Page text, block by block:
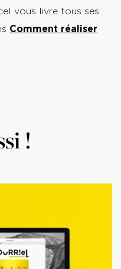
vous livre tous ses
Comment réaliser
!